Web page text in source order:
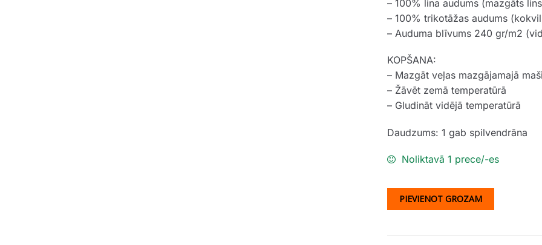
– 100% lina audums (mazgāts
– 100% trikotāžas audums
– Auduma blīvums 240 gr/m2
KOPŠANA:
– Mazgāt veļas mazgājamajā
– Žāvēt zemā temperatūrā
– Gludināt vidējā temperatūrā
Daudzums: 1 gab spilvendrāna
Noliktavā 1 prece/-es
PIEVIENOT GROZAM